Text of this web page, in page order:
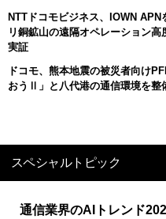
NTTドコモビジネス、IOWN APN
リ銅鉱山の遠隔オペレーション高
実証
ドコモ、熊本地震の被災者向け
おうⅡ」と八代港の通信環境を整
スペシャルトピック
通信業界のAIトレンド